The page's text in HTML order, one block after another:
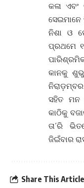
କଳା ଏବଂ
ନିଶା ଓ
ପ୍ରଥମେ
କାନକୁ
ସହିତ ମନ
କାଠିକୁ
ତା’ରି
ଜିଇଁବାର
Share This Article